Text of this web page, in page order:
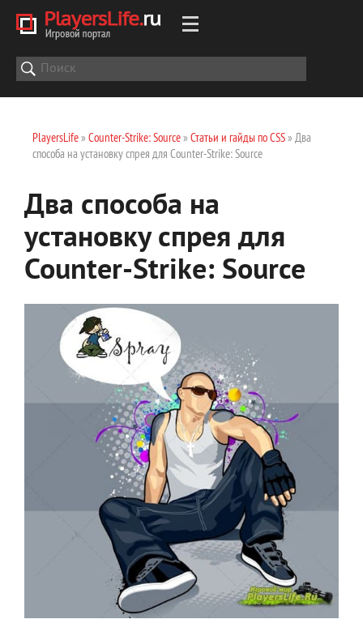
PlayersLife» Counter-Strike: Source» Статьи и гайды по CSS» Два
способа на установку спрея для Counter-Strike: Source
Два способа на
установку спрея для
Counter-Strike: Source